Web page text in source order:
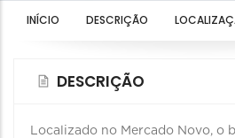
INÍCIO DESCRIÇÃO
DESCRIÇÃO
Localizado no Mercado Novo, o